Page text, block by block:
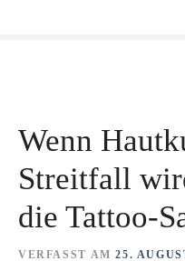
Wenn
Streitfall
die Tattoo-
VERFASST AM 25.